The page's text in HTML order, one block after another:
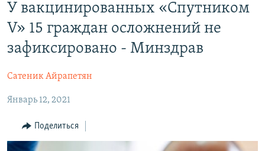
основному
содержанию
Перейти
основной
Перейти
поиску
НОВОСТИ
ПОЛИТИКА
ЭКОНОМИКА
РЕГИОН
НАГОРНЫЙ КАРАБАХ
КУЛЬТУРА
У вакцинированных «Спутником
V» 15 граждан осложнений не
зафиксировано - Минздрав
Сатеник Айрапетян
Январь 12, 2021
Поделиться